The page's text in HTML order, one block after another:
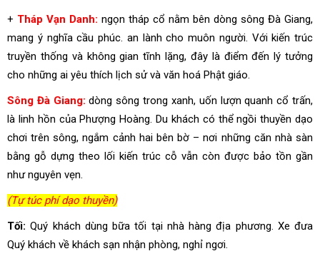
+ Tháp Vạn Danh: ngọn tháp cổ nằm bên dòng sông Đà Giang,
mang ý nghĩa cầu phúc. an lành cho muôn người. Với kiến trúc
truyền thống và không gian tĩnh lặng, đây là điểm đến lý tưởng
cho những ai yêu thích lịch sử và văn hoá Phật giáo.
Sông Đà Giang:dòng sông trong xanh, uốn lượn quanh cổ trấn,
là linh hồn của Phượng Hoàng. Du khách có thể ngồi thuyền dạo
chơi trên sông, ngắm cảnh hai bên bờ – nơi những căn nhà sàn
bằng gỗ dựng theo lối kiến trúc cỗ vẫn còn được bảo tồn gần
như nguyên vẹn.
(Tự túc phí dạo thuyền)
Tối:Quý khách dùng bữa tối tại nhà hàng địa phương. Xe đưa
Quý khách về khách sạn nhận phòng, nghỉ ngơi.